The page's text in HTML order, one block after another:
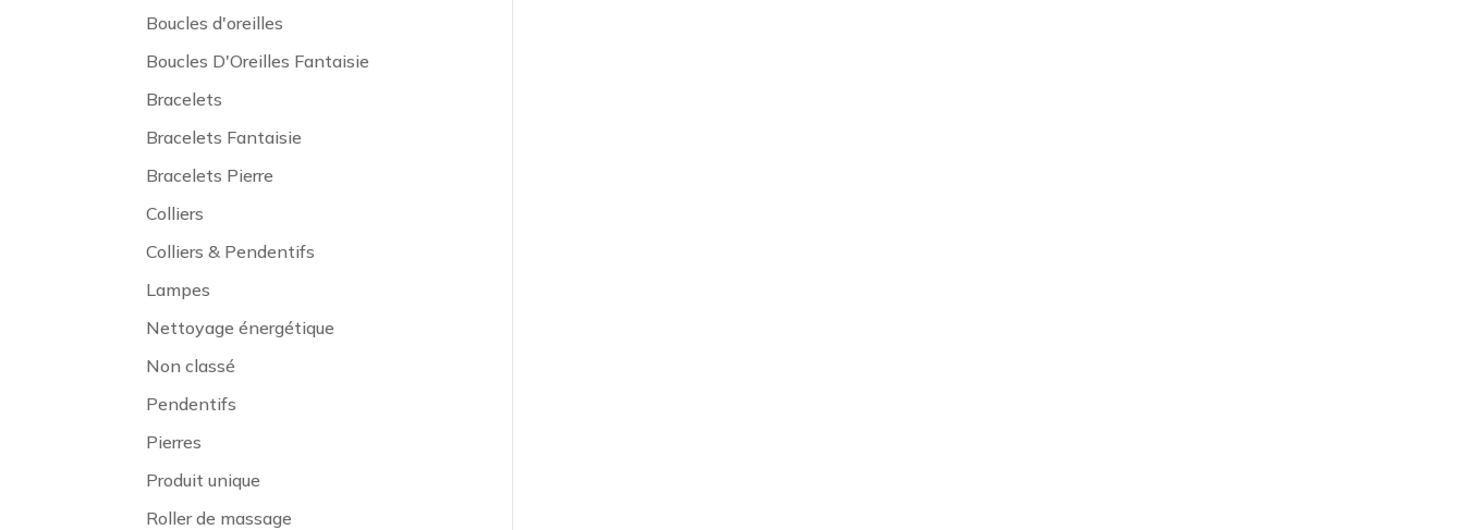
Boucles d'oreilles
Boucles D'Oreilles Fantaisie
Bracelets
Bracelets Fantaisie
Bracelets Pierre
Colliers
Colliers & Pendentifs
Lampes
Nettoyage énergétique
Non classé
Pendentifs
Pierres
Produit unique
Roller de massage